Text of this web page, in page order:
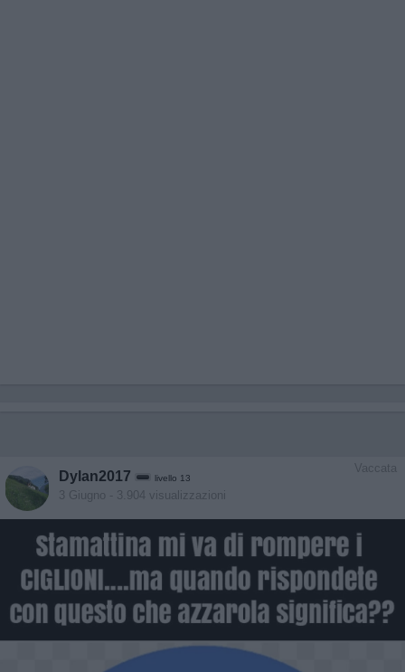
Vaccata
Dylan2017 livello 13
3 Giugno - 3.904 visualizzazioni